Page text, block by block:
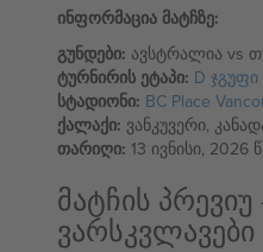
ინფორმაცია მატჩზე:
გუნდები: ავსტრალია vs
ტურნირის ეტაპი: D ჯგუფი
სტადიონი: BC Place
ქალაქი: ვანკუვერი,
თარიღი: 13 ივნისი, 2026
მატჩის პრევიუ